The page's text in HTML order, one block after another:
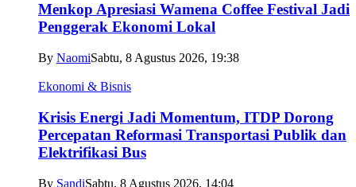
Menkop Apresiasi Wamena Coffee Festival Jadi
Penggerak Ekonomi Lokal
By NaomiSabtu, 8 Agustus 2026, 19:38
Ekonomi & Bisnis
Krisis Energi Jadi Momentum, ITDP Dorong
Percepatan Reformasi Transportasi Publik dan
Elektrifikasi Bus
By SandiSabtu, 8 Agustus 2026, 14:04